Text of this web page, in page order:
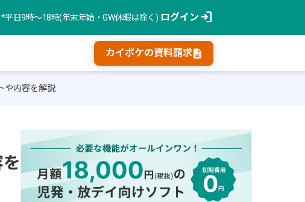
*平日9時〜18時(年末年始・GW休暇は除く) ログイン login
カイポケの資料請求description
や内容を解説